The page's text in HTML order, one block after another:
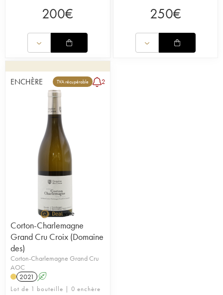
200€ 250€
ENCHÈRE TVA récupérable 2
Corton-Charlemagne
Grand Cru Croix (Domaine
des)
Corton-Charlemagne Grand Cru
AOC
2021
A
Lot de 1 bouteille | 0 enchère